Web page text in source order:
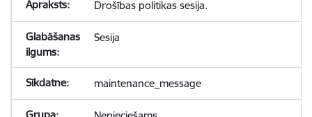
Drošības politikas sesija.
Sesija
maintenance_message